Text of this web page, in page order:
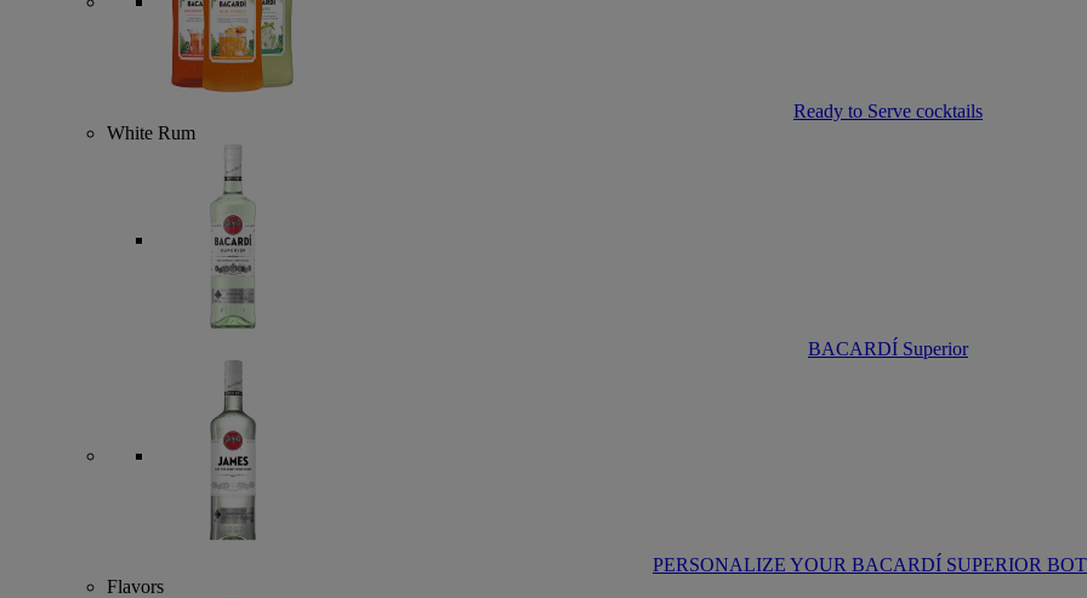
Ready to Serve cocktails
White Rum
BACARDÍ Superior
PERSONALIZE YOUR BACARDÍ SUPERIOR
Flavors